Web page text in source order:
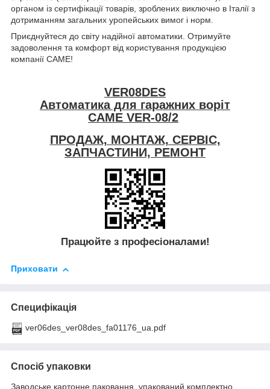
органом із сертифікації товарів, зроблених виключно в Італії з
дотриманням загальних уропейських вимог і норм.
Приєднуйтеся до світу надійної автоматики. Отримуйте
задоволення та комфорт від користування продукцією
компанії CAME!
VER08DES
Автоматика для гаражних воріт
CAME VER-08/2
ПРОДАЖ, МОНТАЖ, СЕРВІС,
ЗАПЧАСТИНИ, РЕМОНТ
Працюйте з професіоналами!
Приховати
Специфікація
ver06des_ver08des_fa01176_ua.pdf
Спосіб упаковки
Заводське картонне паковання, упакований комплектно